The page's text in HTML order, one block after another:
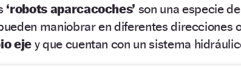
‘robots aparcacoches’ son una especie de
maniobrar en diferentes direcciones
ejey que cuentan con un sistema